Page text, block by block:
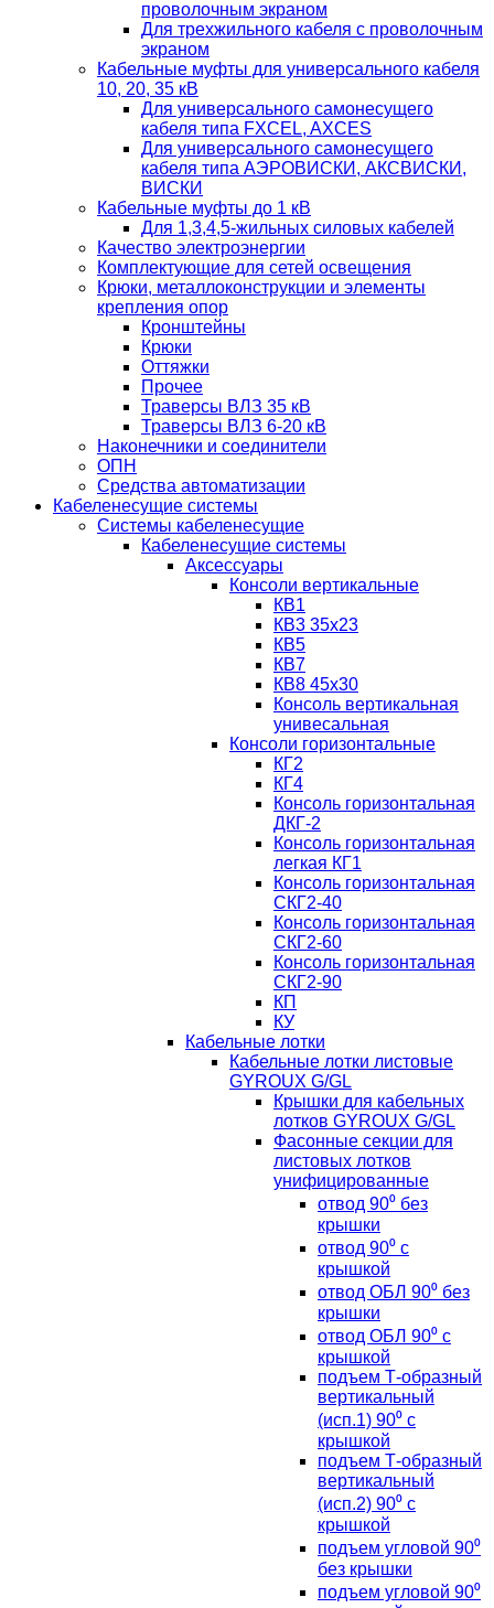
проволочным экраном
Для трехжильного кабеля с проволочным
экраном
Кабельные муфты для универсального кабеля
10, 20, 35 кВ
Для универсального самонесущего
кабеля типа FXCEL, AXCES
Для универсального самонесущего
кабеля типа АЭРОВИСКИ, АКСВИСКИ,
ВИСКИ
Кабельные муфты до 1 кВ
Для 1,3,4,5-жильных силовых кабелей
Качество электроэнергии
Комплектующие для сетей освещения
Крюки, металлоконструкции и элементы
крепления опор
Кронштейны
Крюки
Оттяжки
Прочее
Траверсы ВЛЗ 35 кВ
Траверсы ВЛЗ 6-20 кВ
Наконечники и соединители
ОПН
Средства автоматизации
Кабеленесущие системы
Системы кабеленесущие
Кабеленесущие системы
Аксессуары
Консоли вертикальные
КВ1
КВ3 35х23
КВ5
КВ7
КВ8 45х30
Консоль вертикальная
унивесальная
Консоли горизонтальные
КГ2
КГ4
Консоль горизонтальная
ДКГ-2
Консоль горизонтальная
легкая КГ1
Консоль горизонтальная
СКГ2-40
Консоль горизонтальная
СКГ2-60
Консоль горизонтальная
СКГ2-90
КП
КУ
Кабельные лотки
Кабельные лотки листовые
GYROUX G/GL
Крышки для кабельных
лотков GYROUX G/GL
Фасонные секции для
листовых лотков
унифицированные
отвод 90⁰ без
крышки
отвод 90⁰ с
крышкой
отвод ОБЛ 90⁰ без
крышки
отвод ОБЛ 90⁰ с
крышкой
подъем Т-образный
вертикальный
(исп.1) 90⁰ с
крышкой
подъем Т-образный
вертикальный
(исп.2) 90⁰ с
крышкой
подъем угловой 90⁰
без крышки
подъем угловой 90⁰